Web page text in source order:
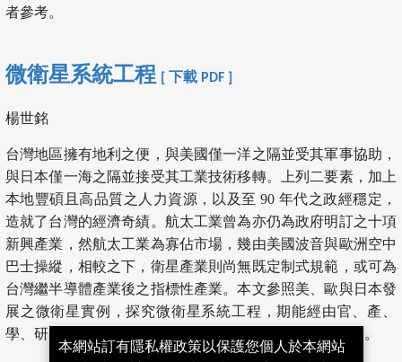
者參考。
微衛星系統工程 [ 下載 PDF ]
楊世銘
台灣地區擁有地利之便，與美國僅一洋之隔並受其軍事協助，
與日本僅一海之隔並接受其工業技術移轉。上列二要素，加上
本地豐碩且高品質之人力資源，以及至 90 年代之政經穩定，
造就了台灣的經濟奇績。航太工業曾為亦仍為政府明訂之十項
新興產業，然航太工業為寡佔市場，幾由美國波音與歐洲空中
巴士操縱，相較之下，衛星產業則尚無既定制式規範，或可為
台灣繼半導體產業後之指標性產業。本文參照美、歐與日本發
展之微衛星實例，探究微衛星系統工程，期能經由官、產、
學、研同力合作，培育新世紀之衛星人才，再創經濟佳績。
本網站訂有隱私權政策以保護您個人於本網站